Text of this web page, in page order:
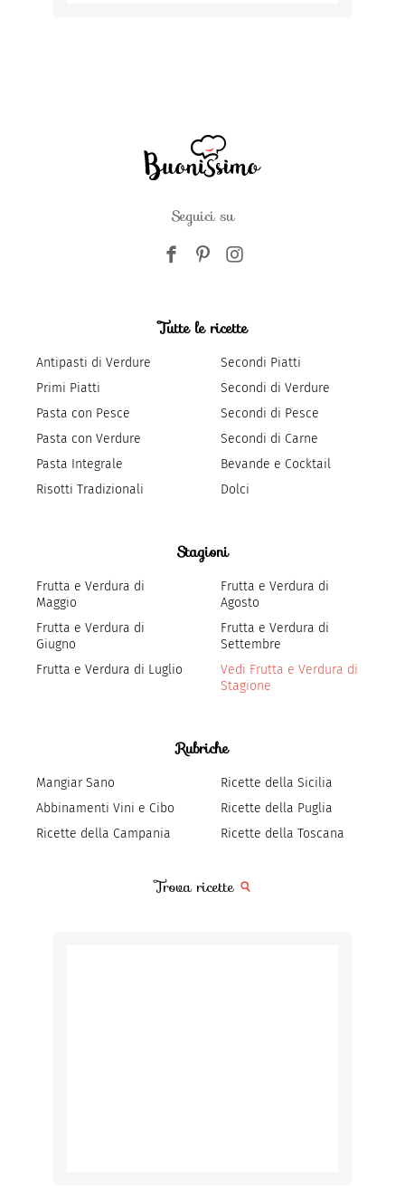
Seguici su
Tutte le ricette
Antipasti di Verdure
Primi Piatti
Pasta con Pesce
Pasta con Verdure
Pasta Integrale
Risotti Tradizionali
Secondi Piatti
Secondi di Verdure
Secondi di Pesce
Secondi di Carne
Bevande e Cocktail
Dolci
Stagioni
Frutta e Verdura di
Maggio
Frutta e Verdura di
Giugno
Frutta e Verdura di Luglio
Frutta e Verdura di
Agosto
Frutta e Verdura di
Settembre
Vedi Frutta e Verdura di
Stagione
Rubriche
Mangiar Sano
Abbinamenti Vini e Cibo
Ricette della Campania
Ricette della Sicilia
Ricette della Puglia
Ricette della Toscana
Trova ricette